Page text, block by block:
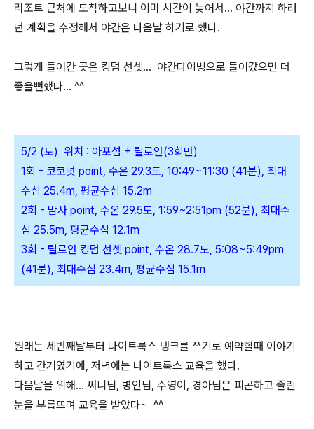
리조트 근처에 도착하고보니 이미 시간이 늦어서... 야간까지 하려
던 계획을 수정해서 야간은 다음날 하기로 했다.
그렇게 들어간 곳은 킹덤 선셋... 야간다이빙으로 들어갔으면 더
좋을뻔했다... ^^
5/2 (토) 위치 : 아포섬 + 릴로안(3회만)
1회 - 코코넛 point, 수온 29.3도, 10:49~11:30 (41분), 최대
수심 25.4m, 평균수심 15.2m
2회 - 맘사 point, 수온 29.5도, 1:59~2:51pm (52분), 최대수
심 25.5m, 평균수심 12.1m
3회 - 릴로안 킹덤 선셋 point, 수온 28.7도, 5:08~5:49pm
(41분), 최대수심 23.4m, 평균수심 15.1m
원래는 세번째날부터 나이트룩스 탱크를 쓰기로 예약할때 이야기
하고 간거였기에, 저녁에는 나이트룩스 교육을 했다.
다음날을 위해... 써니님, 병인님, 수영이, 경아님은 피곤하고 졸린
눈을 부릅뜨며 교육을 받았다~ ^^